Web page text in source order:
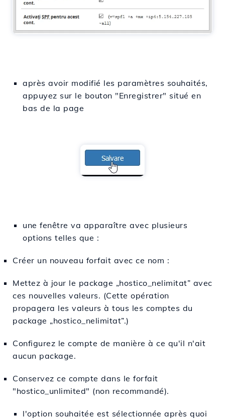
après avoir modifié les paramètres souhaités,
appuyez sur le bouton "Enregistrer" situé en
bas de la page
une fenêtre va apparaître avec plusieurs
options telles que :
Créer un nouveau forfait avec ce nom :
Mettez à jour le package „hostico_nelimitat” avec
ces nouvelles valeurs. (Cette opération
propagera les valeurs à tous les comptes du
package „hostico_nelimitat”.)
Configurez le compte de manière à ce qu'il n'ait
aucun package.
Conservez ce compte dans le forfait
"hostico_unlimited" (non recommandé).
l'option souhaitée est sélectionnée après quoi